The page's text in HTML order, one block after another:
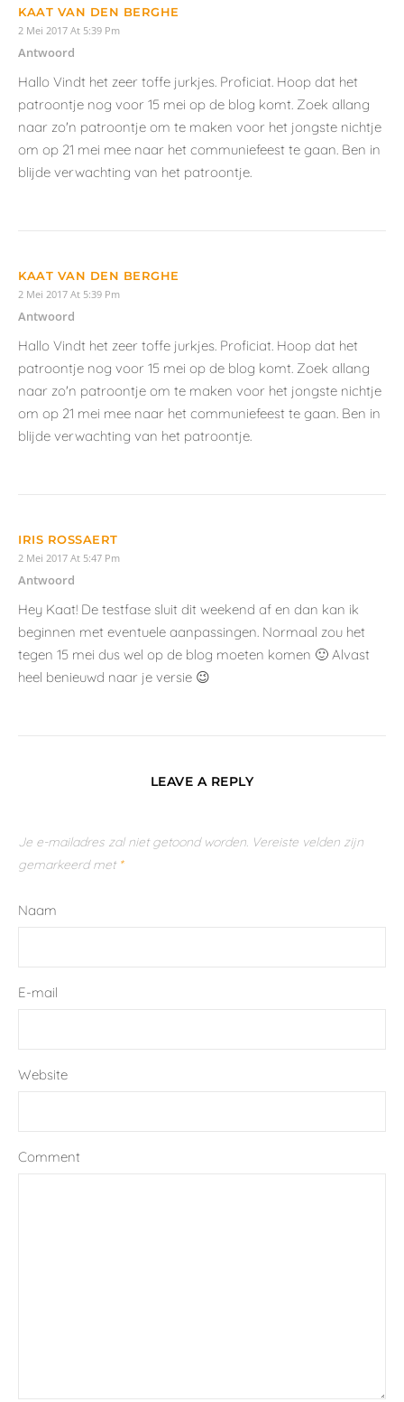
KAAT VAN DEN BERGHE
2 Mei 2017 At 5:39 Pm
Antwoord
Hallo Vindt het zeer toffe jurkjes. Proficiat. Hoop dat het
patroontje nog voor 15 mei op de blog komt. Zoek allang
naar zo'n patroontje om te maken voor het jongste nichtje
om op 21 mei mee naar het communiefeest te gaan. Ben in
blijde verwachting van het patroontje.
KAAT VAN DEN BERGHE
2 Mei 2017 At 5:39 Pm
Antwoord
Hallo Vindt het zeer toffe jurkjes. Proficiat. Hoop dat het
patroontje nog voor 15 mei op de blog komt. Zoek allang
naar zo'n patroontje om te maken voor het jongste nichtje
om op 21 mei mee naar het communiefeest te gaan. Ben in
blijde verwachting van het patroontje.
IRIS ROSSAERT
2 Mei 2017 At 5:47 Pm
Antwoord
Hey Kaat! De testfase sluit dit weekend af en dan kan ik
beginnen met eventuele aanpassingen. Normaal zou het
tegen 15 mei dus wel op de blog moeten komen 🙂 Alvast
heel benieuwd naar je versie 😉
LEAVE A REPLY
Je e-mailadres zal niet getoond worden. Vereiste velden zijn
gemarkeerd met *
Naam
E-mail
Website
Comment